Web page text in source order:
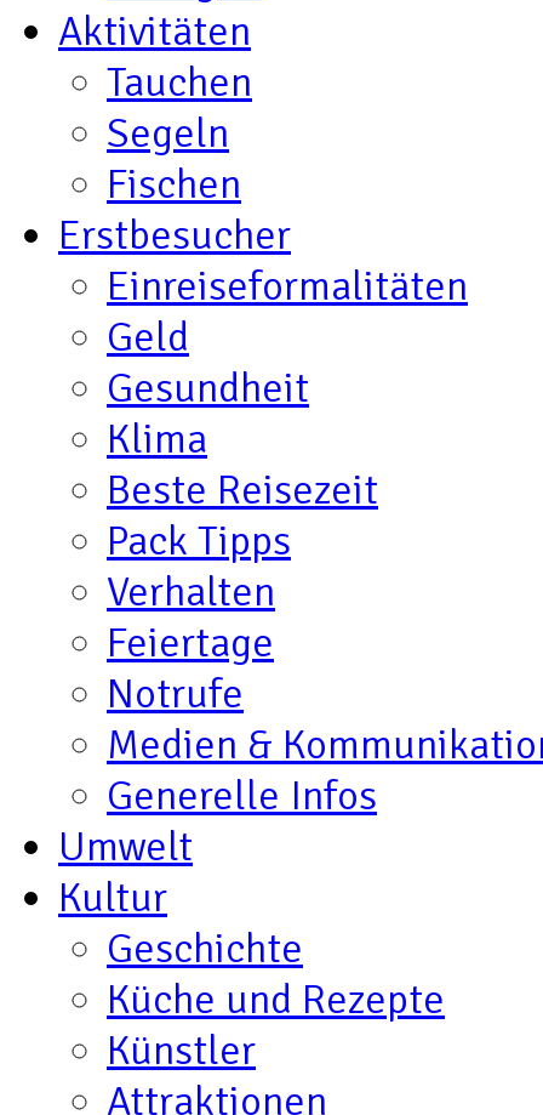
Aktivitäten
Tauchen
Segeln
Fischen
Erstbesucher
Einreiseformalitäten
Geld
Gesundheit
Klima
Beste Reisezeit
Pack Tipps
Verhalten
Feiertage
Notrufe
Medien &
Generelle Infos
Umwelt
Kultur
Geschichte
Küche und Rezepte
Künstler
Attraktionen